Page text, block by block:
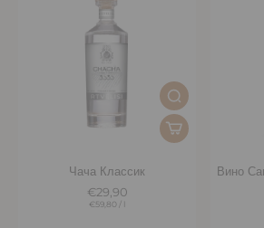
Чача Классик
€29,90
€59,80 / l
Вино